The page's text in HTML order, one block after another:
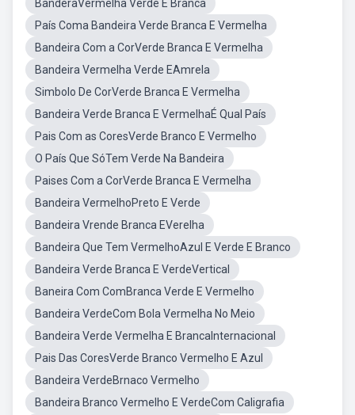
BanderaVermelha Verde E Branca
País Coma Bandeira Verde Branca E Vermelha
Bandeira Com a CorVerde Branca E Vermelha
Bandeira Vermelha Verde EAmrela
Simbolo De CorVerde Branca E Vermelha
Bandeira Verde Branca E VermelhaÉ Qual País
Pais Com as CoresVerde Branco E Vermelho
O País Que SóTem Verde Na Bandeira
Paises Com a CorVerde Branca E Vermelha
Bandeira VermelhoPreto E Verde
Bandeira Vrende Branca EVerelha
Bandeira Que Tem VermelhoAzul E Verde E Branco
Bandeira Verde Branca E VerdeVertical
Baneira Com ComBranca Verde E Vermelho
Bandeira VerdeCom Bola Vermelha No Meio
Bandeira Verde Vermelha E BrancaInternacional
Pais Das CoresVerde Branco Vermelho E Azul
Bandeira VerdeBrnaco Vermelho
Bandeira Branco Vermelho E VerdeCom Caligrafia